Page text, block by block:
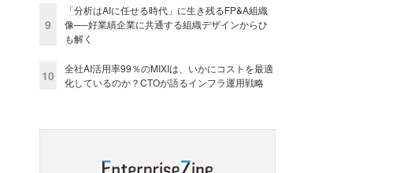
9
「分析はAIに任せる時代」に生き残るFP&A組織
像──好業績企業に共通する組織デザインからひ
も解く
10
全社AI活用率99％のMIXIは、いかにコストを最適
化しているのか？CTOが語るインフラ運用戦略